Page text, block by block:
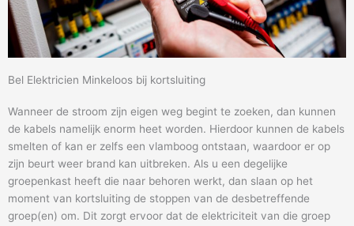
Bel Elektricien Minkeloos bij kortsluiting
Wanneer de stroom zijn eigen weg begint te zoeken, dan kunnen
de kabels namelijk enorm heet worden. Hierdoor kunnen de kabels
smelten of kan er zelfs een vlamboog ontstaan, waardoor er op
zijn beurt weer brand kan uitbreken. Als u een degelijke
groepenkast heeft die naar behoren werkt, dan slaan op het
moment van kortsluiting de stoppen van de desbetreffende
groep(en) om. Dit zorgt ervoor dat de elektriciteit van die groep